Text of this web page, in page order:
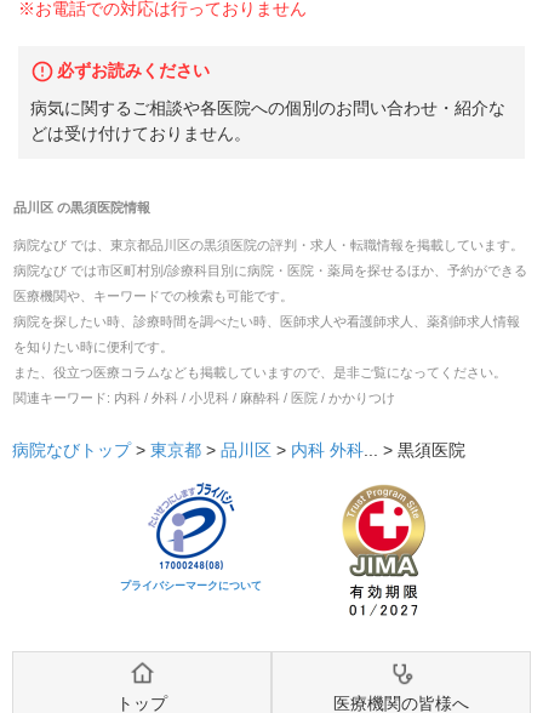
※お電話での対応は行っておりません
必ずお読みください
病気に関するご相談や各医院への個別のお問い合わせ・紹介な
どは受け付けておりません。
品川区の黒須医院情報
病院なび では、 東京都品川区の黒須医院の評判・求人・転職情報を掲載しています。
病院なび では市区町村別/診療科目別に病院・医院・薬局を探せるほか、予約ができる
医療機関や、キーワードでの検索も可能です。
病院を探したい時、診療時間を調べたい時、医師求人や看護師求人、薬剤師求人情報
を知りたい時に便利です。
また、役立つ医療コラムなども掲載していますので、是非ご覧になってください。
関連キーワード: 内科 / 外科 / 小児科 / 麻酔科 / 医院 / かかりつけ
病院なびトップ > 東京都 > 品川区 > 内科 外科... > 黒須医院
プライバシーマークについて
トップ 医療機関の皆様へ